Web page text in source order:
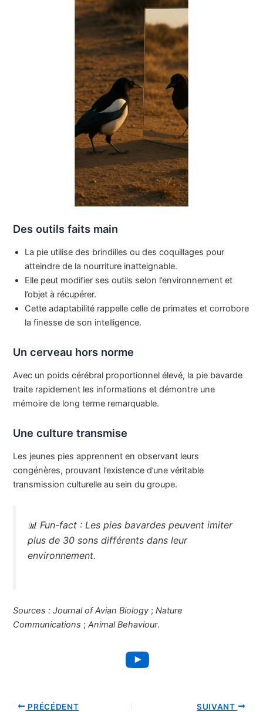
Des outils faits main
La pie utilise des brindilles ou des coquillages pour
atteindre de la nourriture inatteignable.
Elle peut modifier ses outils selon l’environnement et
l’objet à récupérer.
Cette adaptabilité rappelle celle de primates et corrobore
la finesse de son intelligence.
Un cerveau hors norme
Avec un poids cérébral proportionnel élevé, la pie bavarde
traite rapidement les informations et démontre une
mémoire de long terme remarquable.
Une culture transmise
Les jeunes pies apprennent en observant leurs
congénères, prouvant l’existence d’une véritable
transmission culturelle au sein du groupe.
📊 Fun-fact : Les pies bavardes peuvent imiter
plus de 30 sons différents dans leur
environnement.
Sources : Journal of Avian Biology ;Nature
Communications ;Animal Behaviour.
YouTube
PRÉCÉDENT SUIVANT